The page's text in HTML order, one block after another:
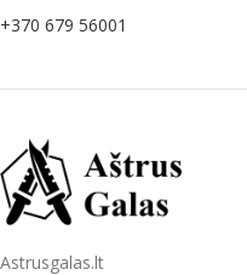
+370 679 56001
Astrusgalas.lt